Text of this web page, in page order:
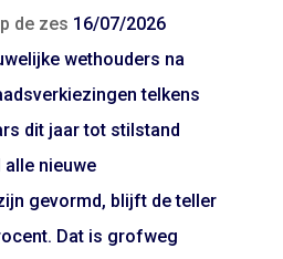
de zes 16/07/2026
wethouders na
telkens
dit jaar tot stilstand
alle nieuwe
gevormd, blijft de teller
Dat is grofweg